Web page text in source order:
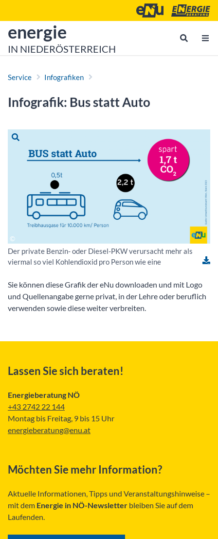
Energie- und
zur Startseite von
energie
IN NIEDERÖSTERREICH
Service Infografiken
Infografik: Bus statt Auto
Der private Benzin- oder Diesel-PKW verursacht mehr als
viermal so viel Kohlendioxid pro Person wie eine
Sie können diese Grafik der eNu downloaden und mit Logo
und Quellenangabe gerne privat, in der Lehre oder beruflich
verwenden sowie diese weiter verbreiten.
Lassen Sie sich beraten!
Energieberatung NÖ
+43 2742 22 144
Montag bis Freitag, 9 bis 15 Uhr
energieberatung@enu.at
Möchten Sie mehr Information?
Aktuelle Informationen, Tipps und Veranstaltungshinweise –
mit dem Energie in NÖ-Newsletter bleiben Sie auf dem
Laufenden.